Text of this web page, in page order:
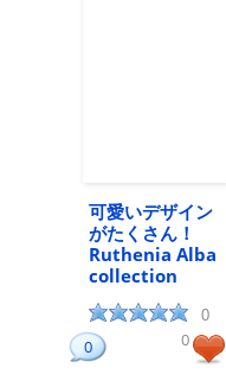
可愛いデザイン
がたくさん！
Ruthenia Alba
collection
0
0 0